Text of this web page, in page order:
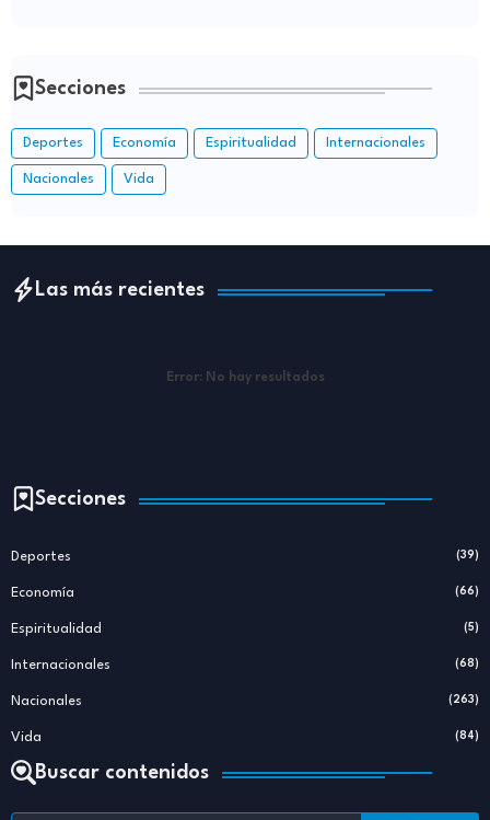
Secciones
Deportes Economía Espiritualidad Internacionales
Nacionales Vida
Las más recientes
Error: No hay resultados
Secciones
Deportes (39)
Economía (66)
Espiritualidad (5)
Internacionales (68)
Nacionales (263)
Vida (84)
Buscar contenidos